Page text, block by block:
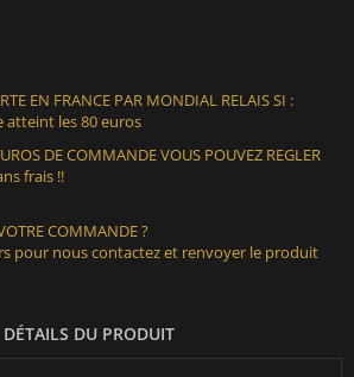
EN FRANCE PAR MONDIAL RELAIS SI :
les 80 euros
DE COMMANDE VOUS POUVEZ REGLER
frais !!
COMMANDE ?
pour nous contactez et renvoyer le produit
DÉTAILS DU PRODUIT